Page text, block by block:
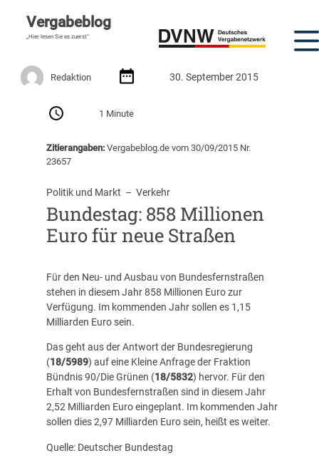
Vergabeblog
„Hier lesen Sie es zuerst“
Redaktion 30. September 2015
1 Minute
Zitierangaben:Vergabeblog.de vom 30/09/2015 Nr.
23657
Politik und Markt
  –
Verkehr
Bundestag: 858 Millionen
Euro für neue Straßen
Für den Neu- und Ausbau von Bundesfernstraßen
stehen in diesem Jahr 858 Millionen Euro zur
Verfügung. Im kommenden Jahr sollen es 1,15
Milliarden Euro sein.
Das geht aus der Antwort der Bundesregierung
(18/5989) auf eine Kleine Anfrage der Fraktion
Bündnis 90/Die Grünen (18/5832) hervor. Für den
Erhalt von Bundesfernstraßen sind in diesem Jahr
2,52 Milliarden Euro eingeplant. Im kommenden Jahr
sollen dies 2,97 Milliarden Euro sein, heißt es weiter.
Quelle: Deutscher Bundestag